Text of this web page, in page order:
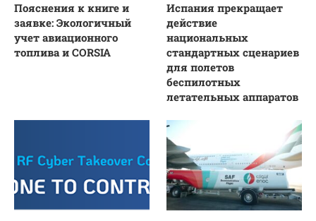
Пояснения к книге и
заявке: Экологичный
учет авиационного
топлива и CORSIA
Испания прекращает
действие
национальных
стандартных сценариев
для полетов
беспилотных
летательных аппаратов